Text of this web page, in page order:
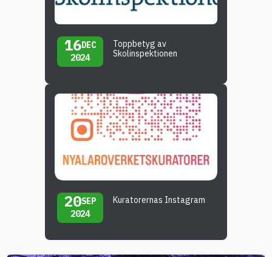
16DEC
2024
Toppbetyg av
Skolinspektionen
20SEP
2024
Kuratorernas Instagram